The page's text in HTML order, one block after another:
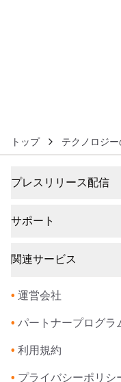
トップ テクノロジ
プレスリリース配信
サポート
関連サービス
• 運営会社
• パートナープログラ
• 利用規約
• プライバシーポリシ